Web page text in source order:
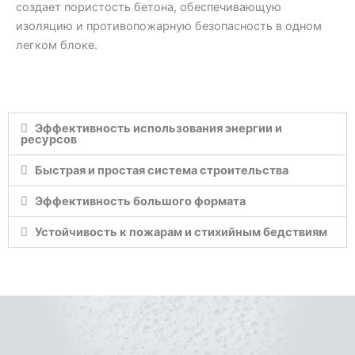
создает пористость бетона, обеспечивающую
изоляцию и противопожарную безопасность в одном
легком блоке.
Эффективность использования энергии и
ресурсов
Быстрая и простая система строительства
Эффективность большого формата
Устойчивость к пожарам и стихийным бедствиям